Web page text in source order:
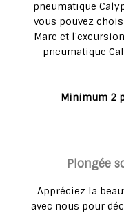
pneumatique
vous pouvez
Mare et
pneumatique
Minimum 2
Plongée
Appréciez la
avec nous pour